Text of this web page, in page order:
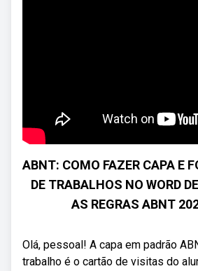
ABNT: COMO FAZER CAPA E
DE TRABALHOS NO WORD
AS REGRAS ABNT
Olá, pessoal! A capa em padrão
trabalho é o cartão de visitas do